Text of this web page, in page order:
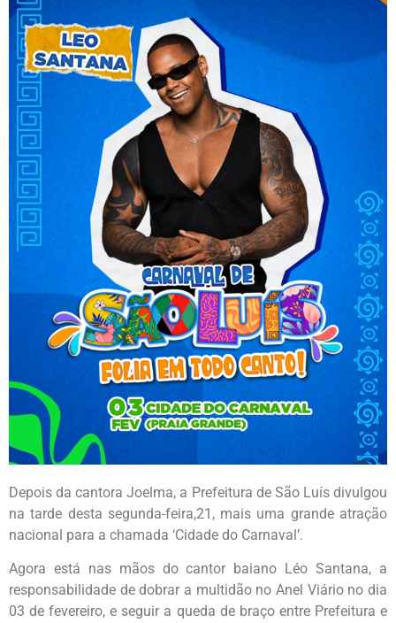
Depois da cantora Joelma, a Prefeitura de São Luís divulgou
na tarde desta segunda-feira,21, mais uma grande atração
nacional para a chamada ‘Cidade do Carnaval’.
Agora está nas mãos do cantor baiano Léo Santana, a
responsabilidade de dobrar a multidão no Anel Viário no dia
03 de fevereiro, e seguir a queda de braço entre Prefeitura e